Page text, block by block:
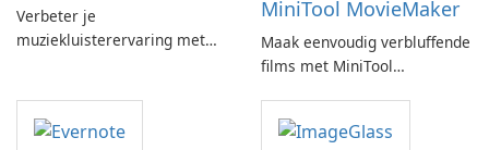
Verbeter je
muziekluisterervaring met
MiniTool MovieMaker
Maak eenvoudig verbluffende
films met MiniTool